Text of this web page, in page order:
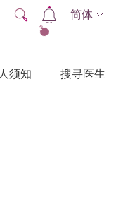
须知 搜寻医生
2
简体